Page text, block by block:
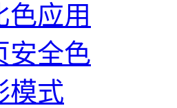
色应用
安全色
模式